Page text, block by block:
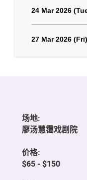
24 Mar 2026
27 Mar 2026
场地:
廖汤慧霭戏剧院
价格:
$65 - $150